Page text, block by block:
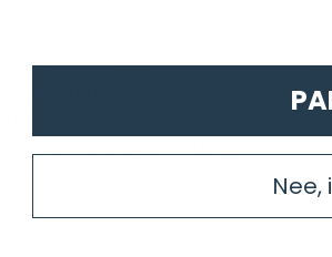
te zien. Een voordeel daarvan is dat
zelfde muur wordt gemonteerd als
waardoor u de douche aankunt
straal water te staan. De set
te combineren met alle artikelen
dezelfde kleur afwerking
verschil en kunt u afzonderlijk inNee,